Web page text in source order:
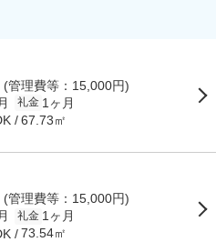
(管理費等：15,000円)
礼金 1ヶ月
67.73㎡
(管理費等：15,000円)
礼金 1ヶ月
73.54㎡